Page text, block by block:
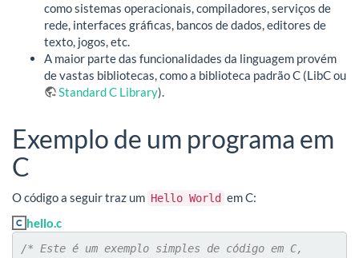
como sistemas operacionais, compiladores, serviços de
rede, interfaces gráficas, bancos de dados, editores de
texto, jogos, etc.
A maior parte das funcionalidades da linguagem provém
de vastas bibliotecas, como a biblioteca padrão C (LibC ou
Standard C Library).
Exemplo de um programa em
C
O código a seguir traz um Hello World em C:
hello.c
/* Este é um exemplo simples de código em C,